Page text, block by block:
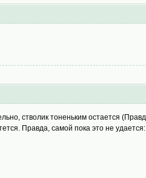
стволик тоненьким остается
Правда, самой пока это не удается: